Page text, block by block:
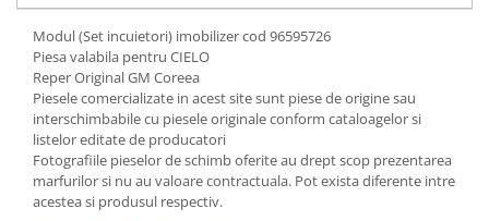
Modul (Set incuietori) imobilizer cod 96595726
Piesa valabila pentru CIELO
Reper Original GM Coreea
Piesele comercializate in acest site sunt piese de origine sau
interschimbabile cu piesele originale conform cataloagelor si
listelor editate de producatori
Fotografiile pieselor de schimb oferite au drept scop prezentarea
marfurilor si nu au valoare contractuala. Pot exista diferente intre
acestea si produsul respectiv.